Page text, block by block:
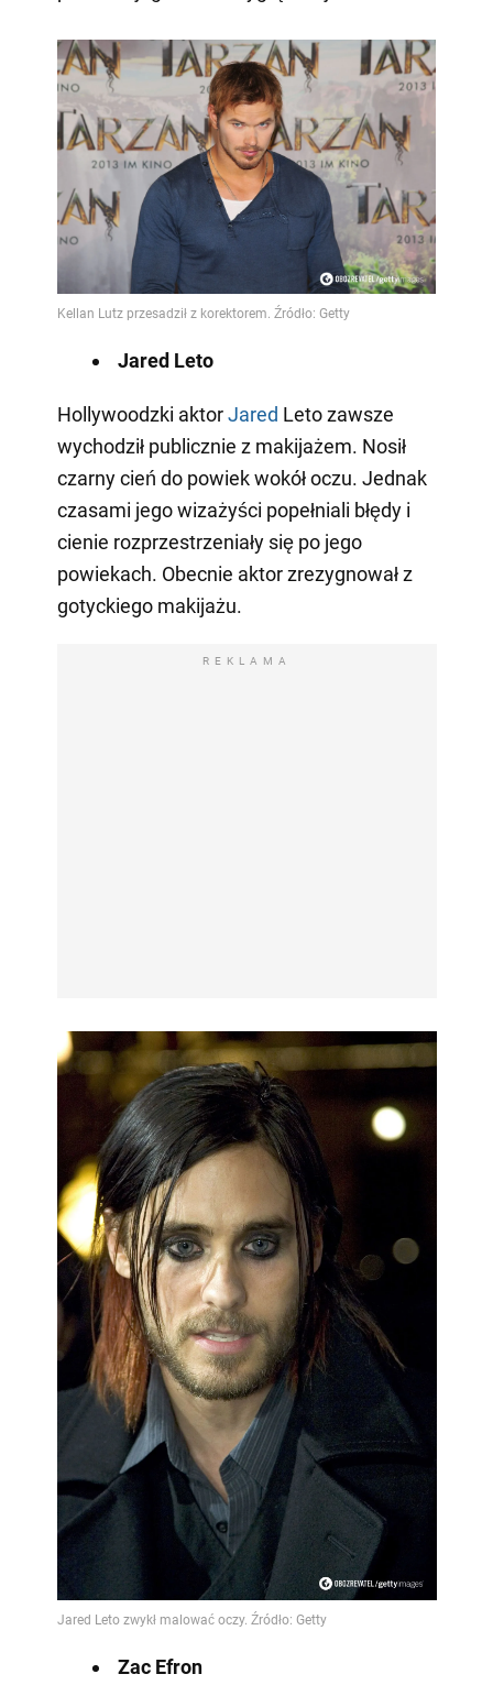
Jared Leto
Hollywoodzki aktorJared Leto zawsze
wychodził publicznie z makijażem. Nosił
czarny cień do powiek wokół oczu. Jednak
czasami jego wizażyści popełniali błędy i
cienie rozprzestrzeniały się po jego
powiekach. Obecnie aktor zrezygnował z
gotyckiego makijażu.
REKLAMA
Zac Efron